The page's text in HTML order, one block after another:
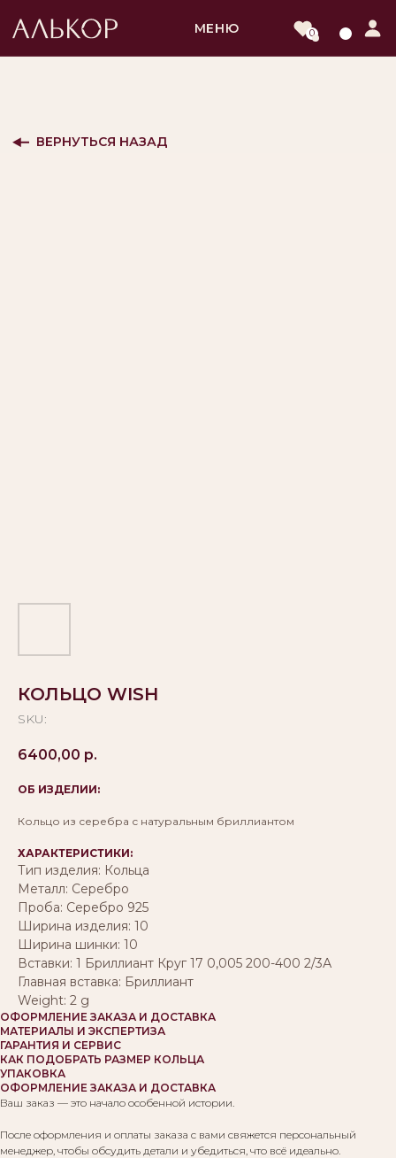
0
КОЛЬЦО WISH
SKU:
6400,00 р.
ОБ ИЗДЕЛИИ:
Кольцо из серебра с натуральным бриллиантом
ХАРАКТЕРИСТИКИ:
Тип изделия: Кольца
Металл: Серебро
Проба: Серебро 925
Ширина изделия: 10
Ширина шинки: 10
Вставки: 1 Бриллиант Круг 17 0,005 200-400 2/3А
Главная вставка: Бриллиант
Weight: 2 g
ОФОРМЛЕНИЕ ЗАКАЗА И ДОСТАВКА
МАТЕРИАЛЫ И ЭКСПЕРТИЗА
ГАРАНТИЯ И СЕРВИС
КАК ПОДОБРАТЬ РАЗМЕР КОЛЬЦА
УПАКОВКА
ОФОРМЛЕНИЕ ЗАКАЗА И ДОСТАВКА
Ваш заказ — это начало особенной истории.
После оформления и оплаты заказа с вами свяжется персональный
менеджер, чтобы обсудить детали и убедиться, что всё идеально.